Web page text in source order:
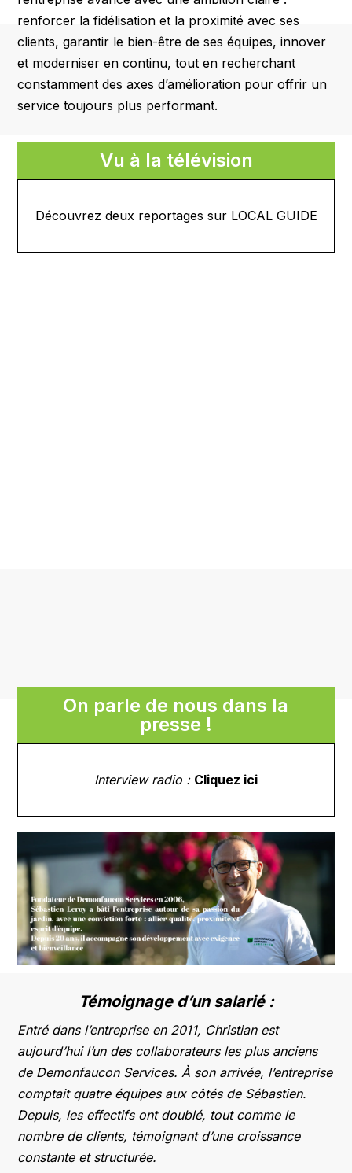
renforcer la fidélisation et la proximité avec ses
clients, garantir le bien-être de ses équipes, innover
et moderniser en continu, tout en recherchant
constamment des axes d’amélioration pour offrir un
service toujours plus performant.
Vu à la télévision
Découvrez deux reportages sur LOCAL GUIDE
On parle de nous dans la
presse !
Interview radio : Cliquez ici
Témoignage d’un salarié :
Entré dans l’entreprise en 2011, Christian est
aujourd’hui l’un des collaborateurs les plus anciens
de Demonfaucon Services. À son arrivée, l’entreprise
comptait quatre équipes aux côtés de Sébastien.
Depuis, les effectifs ont doublé, tout comme le
nombre de clients, témoignant d’une croissance
constante et structurée.